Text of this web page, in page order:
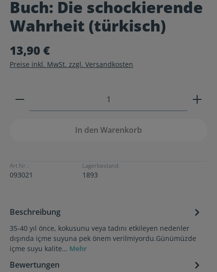
Durchschnittliche Bewertung von 0 von 5 Sternen
Buch: Die schockierende
Wahrheit (türkisch)
13,90 €
Preise inkl. MwSt. zzgl. Versandkosten
Produkt Anzahl: Gib den gewünschten Wert ein
In den Warenkorb
Art.Nr.:
093021
Lagerbestand:
1893
Beschreibung
35-40 yıl önce, kokusunu veya tadını etkileyen nedenler
dışında içme suyuna pek önem verilmiyordu.Günümüzde
içme suyu kalite… Mehr
Bewertungen